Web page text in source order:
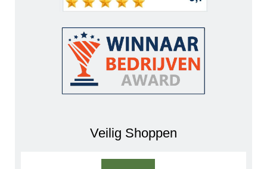
Veilig Shoppen